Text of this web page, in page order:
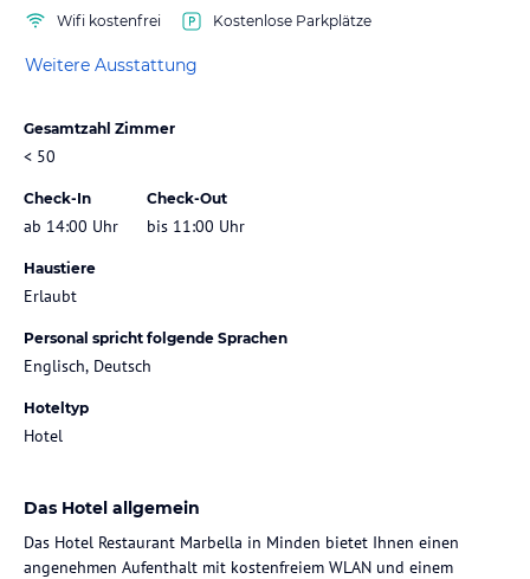
Wifi kostenfrei Kostenlose Parkplätze
Weitere Ausstattung
Gesamtzahl Zimmer
< 50
Check-In
ab 14:00 Uhr
Check-Out
bis 11:00 Uhr
Haustiere
Erlaubt
Personal spricht folgende Sprachen
Englisch, Deutsch
Hoteltyp
Hotel
Das Hotel allgemein
Das Hotel Restaurant Marbella in Minden bietet Ihnen einen
angenehmen Aufenthalt mit kostenfreiem WLAN und einem